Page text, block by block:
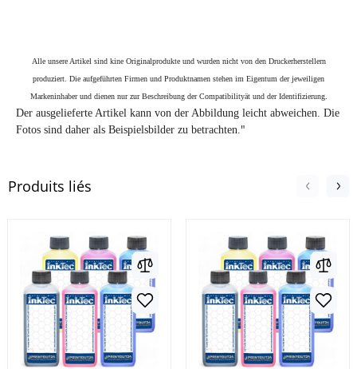
Alle unsere Artikel sind kine Originalprodukte und wurden nicht von den Druckerherstellern
produziert. Die aufgeführten Firmen und Produktnamen stehen im Eigentum der jeweiligen
Markeninhaber und dienen nur zur Beschreibung der Compatibilityät und der Identifizierung.
Der ausgelieferte Artikel kann von der Abbildung leicht abweichen. Die
Fotos sind daher als Beispielsbilder zu betrachten."
Produits liés